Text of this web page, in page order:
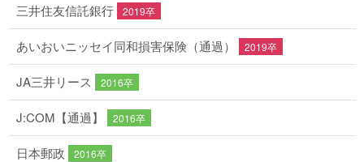
三井住友信託銀行 2019卒
あいおいニッセイ同和損害保険（通過） 2019卒
JA三井リース 2016卒
J:COM【通過】 2016卒
日本郵政 2016卒